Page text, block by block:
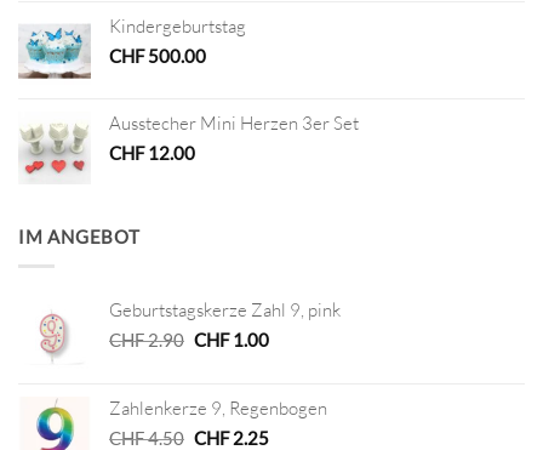
Kindergeburtstag
CHF500.00
Ausstecher Mini Herzen 3er Set
CHF12.00
IM ANGEBOT
Geburtstagskerze Zahl 9, pink
CHF2.90 Ursprünglicher
CHF 2.90
CHF1.00Aktueller
CHF 1.00.
Zahlenkerze 9, Regenbogen
CHF4.50 Ursprünglicher
CHF2.25Aktueller